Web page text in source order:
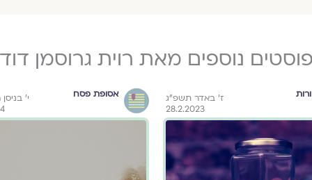
נוספים מאת רוית גרוסמן דוד
ז׳ באדר תשפ״ג
28.2.2023
אסופת פסח
י׳